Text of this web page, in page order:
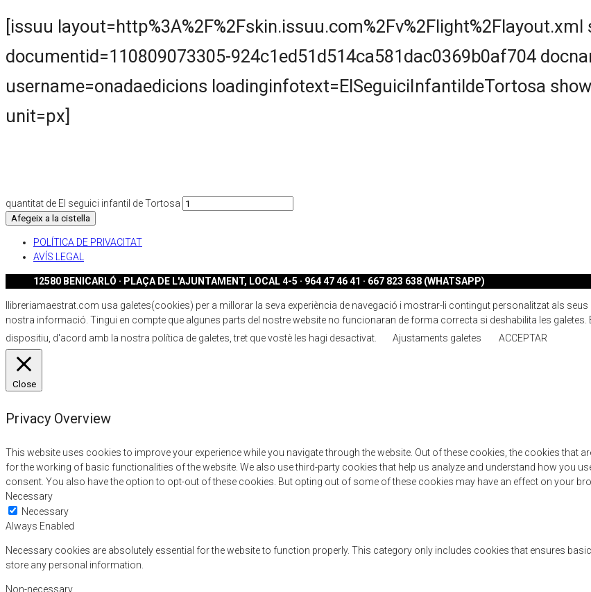
[issuu
documentid=110809073305-924c1ed51d514ca581dac0369b0af704
username=onadaedicions loadinginfotext=ElSeguiciInfantildeTortosa
unit=px]
quantitat de El seguici infantil de Tortosa
Afegeix a la cistella
POLÍTICA DE PRIVACITAT
AVÍS LEGAL
12580 BENICARLÓ · PLAÇA DE L'AJUNTAMENT, LOCAL 4-5 · 964 47 46 41 · 667 823 638 (WHATSAPP)
llibreriamaestrat.com usa galetes(cookies) per a millorar la seva experiència de navegació i mostrar-li contingut personalitzat als
nostra informació. Tingui en compte que algunes parts del nostre website no funcionaran de forma correcta si deshabilita les
dispositiu, d'acord amb la nostra política de galetes, tret que vostè les hagi desactivat.
Ajustaments galetes ACCEPTAR
Close
Privacy Overview
This website uses cookies to improve your experience while you navigate through the website. Out of these cookies, the cookies that
for the working of basic functionalities of the website. We also use third-party cookies that help us analyze and understand how you
consent. You also have the option to opt-out of these cookies. But opting out of some of these cookies may have an effect on your
Necessary
Necessary
Always Enabled
Necessary cookies are absolutely essential for the website to function properly. This category only includes cookies that ensures
store any personal information.
Non-necessary